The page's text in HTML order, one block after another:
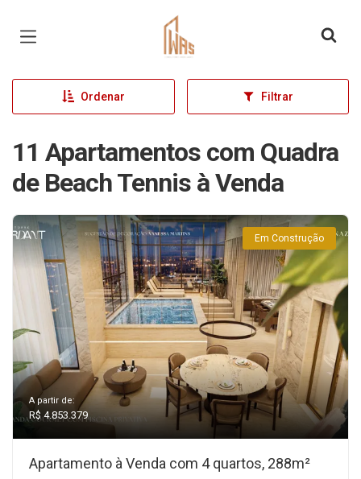
Página inicial
Ordenar Filtrar
11 Apartamentos com Quadra
de Beach Tennis à Venda
Em Construção
A partir de:
R$ 4.853.379
Apartamento à Venda com 4 quartos, 288m²